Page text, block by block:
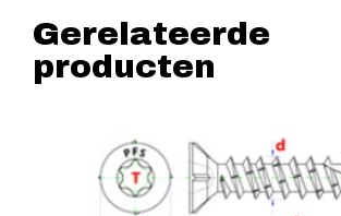
Gerelateerde
producten